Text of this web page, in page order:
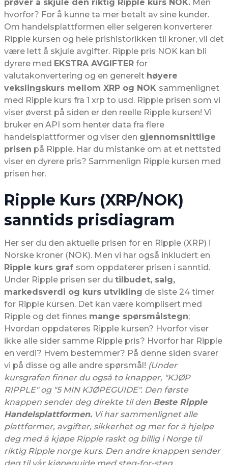
prøver å skjule den riktig Ripple kurs NOK. Men
hvorfor? For å kunne ta mer betalt av sine kunder.
Om handelsplattformen eller selgeren konverterer
Ripple kursen og hele prishistorikken til kroner, vil det
være lett å skjule avgifter. Ripple pris NOK kan bli
dyrere med EKSTRA AVGIFTER for
valutakonvertering og en generelt høyere
vekslingskurs mellom XRP og NOK sammenlignet
med Ripple kurs fra 1 xrp to usd. Ripple prisen som vi
viser øverst på siden er den reelle Ripple kursen! Vi
bruker en API som henter data fra flere
handelsplattformer og viser den gjennomsnittlige
prisen på Ripple. Har du mistanke om at et nettsted
viser en dyrere pris? Sammenlign Ripple kursen med
prisen her.
Ripple Kurs (XRP/NOK)
sanntids prisdiagram
Her ser du den aktuelle prisen for en Ripple (XRP) i
Norske kroner (NOK). Men vi har også inkludert en
Ripple kurs graf som oppdaterer prisen i sanntid.
Under Ripple prisen ser du tilbudet, salg,
markedsverdi og kurs utvikling de siste 24 timer
for Ripple kursen. Det kan være komplisert med
Ripple og det finnes mange spørsmålstegn;
Hvordan oppdateres Ripple kursen? Hvorfor viser
ikke alle sider samme Ripple pris? Hvorfor har Ripple
en verdi? Hvem bestemmer? På denne siden svarer
vi på disse og alle andre spørsmål! (Under
kursgrafen finner du også to knapper, "KJØP
RIPPLE" og "5 MIN KJØPEGUIDE". Den første
knappen sender deg direkte til den Beste Ripple
Handelsplattformen. Vi har sammenlignet alle
plattformer, avgifter, sikkerhet og mer for å hjelpe
deg med å kjøpe Ripple raskt og billig i Norge til
riktig Ripple norge kurs. Den andre knappen sender